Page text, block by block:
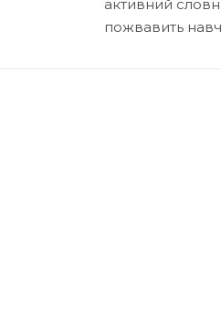
активний
пожвавить